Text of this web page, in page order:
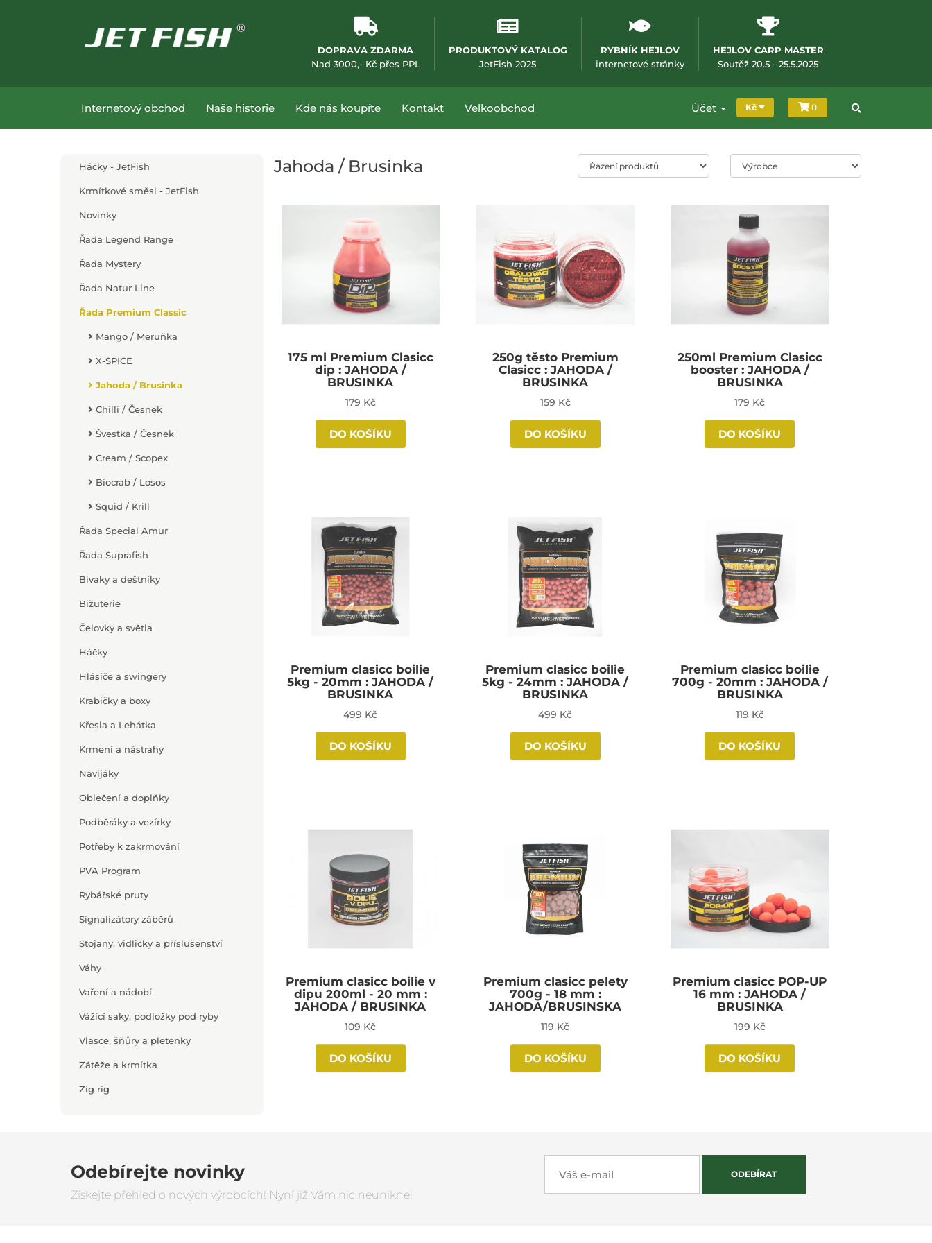
DOPRAVA ZDARMA
Nad 3000,- Kč přes PPL
PRODUKTOVÝ KATALOG
JetFish 2025(otevře se v novém okně)
RYBNÍK HEJLOV
internetové stránky(otevře se v novém okně)
HEJLOV CARP MASTER
Soutěž 20.5 - 25.5.2025(otevře se v novém
Internetový obchod Naše historie Kde nás koupíte Kontakt Velkoobchod Účet Kč 0
Háčky - JetFish
Krmítkové směsi - JetFish
Novinky
Řada Legend Range
Řada Mystery
Řada Natur Line
Řada Premium Classic
Mango / Meruňka
X-SPICE
Jahoda / Brusinka
Chilli / Česnek
Švestka / Česnek
Cream / Scopex
Biocrab / Losos
Squid / Krill
Řada Special Amur
Řada Suprafish
Bivaky a deštníky
Bižuterie
Čelovky a světla
Háčky
Hlásiče a swingery
Krabičky a boxy
Křesla a Lehátka
Krmení a nástrahy
Navijáky
Oblečení a doplňky
Podběráky a vezírky
Potřeby k zakrmování
PVA Program
Rybářské pruty
Signalizátory záběrů
Stojany, vidličky a příslušenství
Váhy
Vaření a nádobí
Vážící saky, podložky pod ryby
Vlasce, šňůry a pletenky
Zátěže a krmítka
Zig rig
Jahoda / Brusinka Řazení produktů
175 ml Premium Clasicc
dip : JAHODA /
BRUSINKA
179 Kč
DO KOŠÍKU
250g těsto Premium
Clasicc : JAHODA /
BRUSINKA
159 Kč
DO KOŠÍKU
250ml Premium Clasicc
booster : JAHODA /
BRUSINKA
179 Kč
DO KOŠÍKU
Premium clasicc boilie
5kg - 20mm : JAHODA /
BRUSINKA
499 Kč
DO KOŠÍKU
Premium clasicc boilie
5kg - 24mm : JAHODA /
BRUSINKA
499 Kč
DO KOŠÍKU
Premium clasicc boilie
700g - 20mm : JAHODA /
BRUSINKA
119 Kč
DO KOŠÍKU
Premium clasicc boilie v
dipu 200ml - 20 mm :
JAHODA / BRUSINKA
109 Kč
DO KOŠÍKU
Premium clasicc pelety
700g - 18 mm :
JAHODA/BRUSINSKA
119 Kč
DO KOŠÍKU
Premium clasicc POP-UP
16 mm : JAHODA /
BRUSINKA
199 Kč
DO KOŠÍKU
Odebírejte novinky
Získejte přehled o nových výrobcích! Nyní již Vám nic neunikne!
ODEBÍRAT